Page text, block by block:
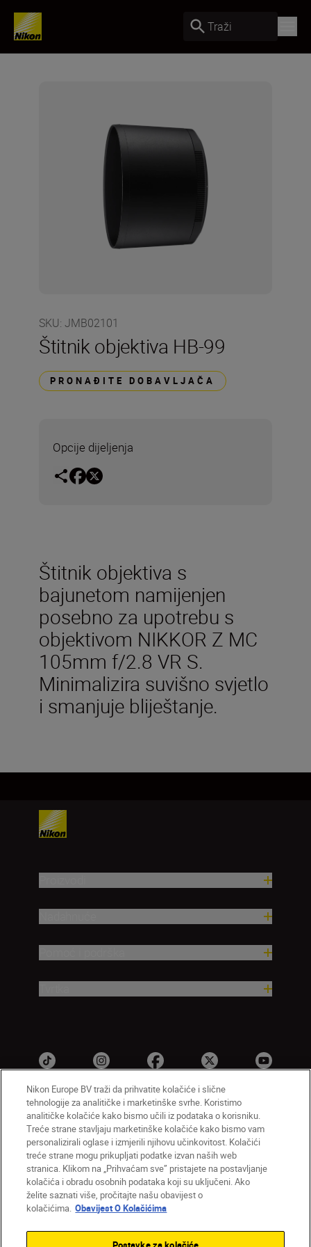
Traži
SKU: JMB02101
Štitnik objektiva HB-99
PRONAĐITE DOBAVLJAČA
Opcije dijeljenja
Štitnik objektiva s
bajunetom namijenjen
posebno za upotrebu s
objektivom NIKKOR Z MC
105mm f/2.8 VR S.
Minimalizira suvišno svjetlo
i smanjuje bliještanje.
HR Nikon Sites
Obratite nam se
Obavijest o zaštiti privatnosti
Uvjeti upotrebe
Obavijest o kolačićima
Postavke kolačića
© 2026 Nikon
Nikon Europe BV traži da prihvatite kolačiće i slične
tehnologije za analitičke i marketinške svrhe. Koristimo
analitičke kolačiće kako bismo učili iz podataka o korisniku.
Treće strane stavljaju marketinške kolačiće kako bismo vam
personalizirali oglase i izmjerili njihovu učinkovitost. Kolačići
treće strane mogu prikupljati podatke izvan naših web
stranica. Klikom na „Prihvaćam sve” pristajete na postavljanje
kolačića i obradu osobnih podataka koji su uključeni. Ako
želite saznati više, pročitajte našu obavijest o
kolačićima. Obavijest O Kolačićima